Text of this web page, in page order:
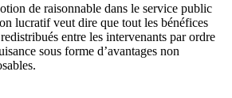
de raisonnable dans le service public
lucratif veut dire que tout les bénéfices
entre les intervenants par ordre
sous forme d’avantages non